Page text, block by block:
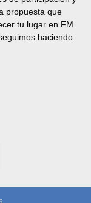
propuesta que
tu lugar en FM
haciendo